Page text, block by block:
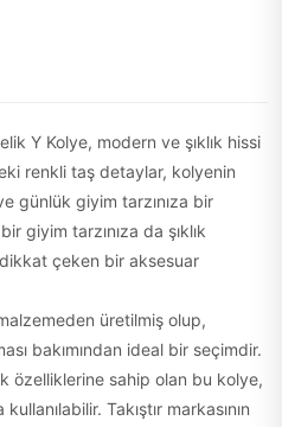
Y Kolye, modern ve şıklık hissi
renkli taş detaylar, kolyenin
günlük giyim tarzınıza bir
giyim tarzınıza da şıklık
çeken bir aksesuar
üretilmiş olup,
bakımından ideal bir seçimdir.
özelliklerine sahip olan bu kolye,
Takıştır markasının